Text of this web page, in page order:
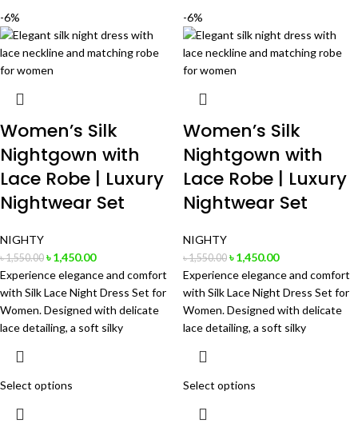
-6%
Women’s Silk
Nightgown with
Lace Robe | Luxury
Nightwear Set
NIGHTY
৳1,550.00 ৳1,450.00
Experience elegance and comfort
with Silk Lace Night Dress Set for
Women. Designed with delicate
lace detailing, a soft silky
Select options
-6%
Women’s Silk
Nightgown with
Lace Robe | Luxury
Nightwear Set
NIGHTY
৳1,550.00 ৳1,450.00
Experience elegance and comfort
with Silk Lace Night Dress Set for
Women. Designed with delicate
lace detailing, a soft silky
Select options